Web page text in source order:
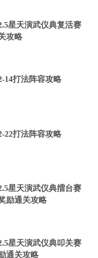
星天演武仪典复活赛
攻略
14打法阵容攻略
22打法阵容攻略
星天演武仪典擂台赛
励通关攻略
星天演武仪典叩关赛
通关攻略